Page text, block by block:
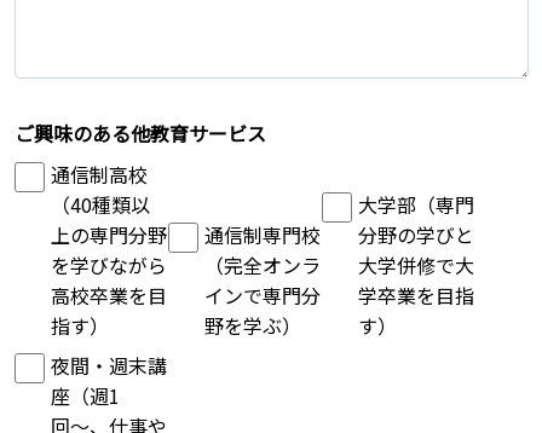
ご興味のある他教育サービス
通信制高校
（40種類以
上の専門分野
を学びながら
高校卒業を目
指す）
通信制専門校
（完全オンラ
インで専門分
野を学ぶ）
大学部（専門
分野の学びと
大学併修で大
学卒業を目指
す）
夜間・週末講
座（週1
回〜、仕事や